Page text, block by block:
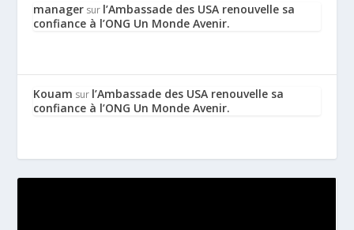
manager sur l’Ambassade des USA renouvelle sa
confiance à l’ONG Un Monde Avenir.
Kouam sur l’Ambassade des USA renouvelle sa
confiance à l’ONG Un Monde Avenir.